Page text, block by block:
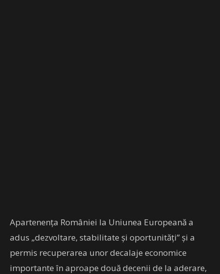
Apartenenţa României la Uniunea Europeană a
adus „dezvoltare, stabilitate şi oportunităţi” şi a
permis recuperarea unor decalaje economice
importante în aproape două decenii de la aderare,